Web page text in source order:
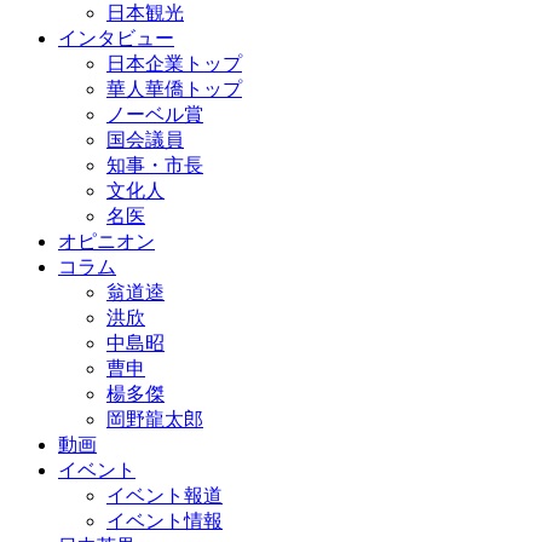
日本観光
インタビュー
日本企業トップ
華人華僑トップ
ノーベル賞
国会議員
知事・市長
文化人
名医
オピニオン
コラム
翁道逵
洪欣
中島昭
曹申
楊多傑
岡野龍太郎
動画
イベント
イベント報道
イベント情報